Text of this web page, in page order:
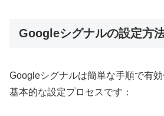
Googleシグナルの設定方
Googleシグナルは簡単な手順で有
基本的な設定プロセスです：